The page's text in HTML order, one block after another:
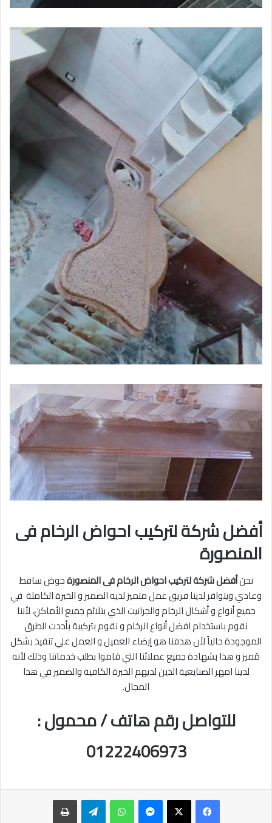
أفضل شركة لتركيب احواض الرخام فى
المنصورة
نحنأفضل شركة لتركيب احواض الرخام فى المنصورةحوض ساقط
وعادي ويتوافر لدينا فريق عمل متميز لديه الضمير و الخبرة الكاملة في
جميع أنواع و أشكال الرخام والجرانيت الذي يتلائم جميع الأماكن، لأننا
نقوم باستخدام افضل أنواع الرخام و نقوم بتركيبة بأحدث الطرق
الموجودة حالياً لأن هدفنا هو إرضاء العميل و العمل علي تنفيذ بشكل
مُميز و هذا بشهادة جميع عملائنا التي قاموا بطلب خدماتنا وذلك لأنه
لدينا امهر الصنايعية الذين لديهم الخبرة الكافية والضمير في هذا
المجال.
للتواصل رقم هاتف / محمول :
01222406973
ماسنجر واتساب تيلقرام